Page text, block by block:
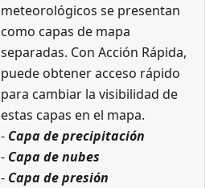
meteorológicos se presentan
como capas de mapa
separadas. Con Acción Rápida,
puede obtener acceso rápido
para cambiar la visibilidad de
estas capas en el mapa.
- Capa de precipitación
- Capa de nubes
- Capa de presión